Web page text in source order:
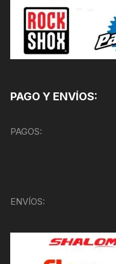
PAGO Y ENVÍOS:
PAGOS:
ENVÍOS: